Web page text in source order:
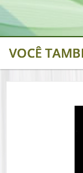
VOCÊ